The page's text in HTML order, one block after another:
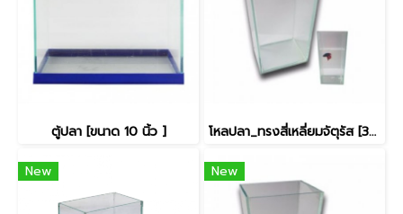
ตู้ปลา [ขนาด 10 นิ้ว ] โหลปลา_ทรงสี่เหลี่ยมจัตุรัส [3x3นิ้ว]
New New